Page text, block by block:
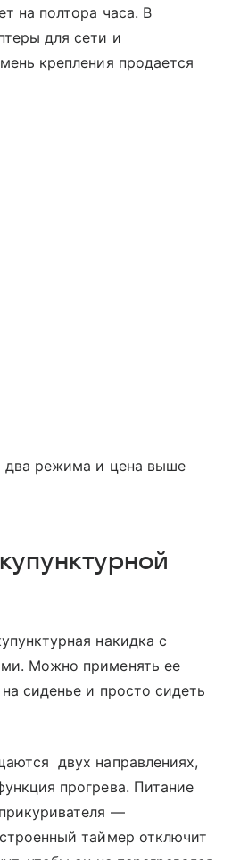
на полтора часа. В
для сети и
крепления продается
два режима и цена выше
накидка с
Можно применять ее
сиденье и просто сидеть
двух направлениях,
прогрева. Питание
—
таймер отключит